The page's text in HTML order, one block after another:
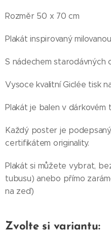
Rozměr 50 x 70 cm
Plakát inspirovaný
S nádechem starodávných
Vysoce kvalitní Giclée tisk
Plakát je balen v dárkovém
Každý poster je
certifikátem originality.
Plakát si můžete vybrat,
tubusu) anebo přímo
na zeď)
Zvolte si variantu: